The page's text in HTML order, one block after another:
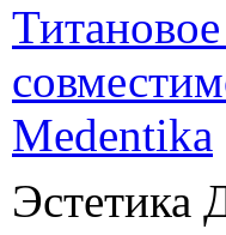
Medentika
Эстетика